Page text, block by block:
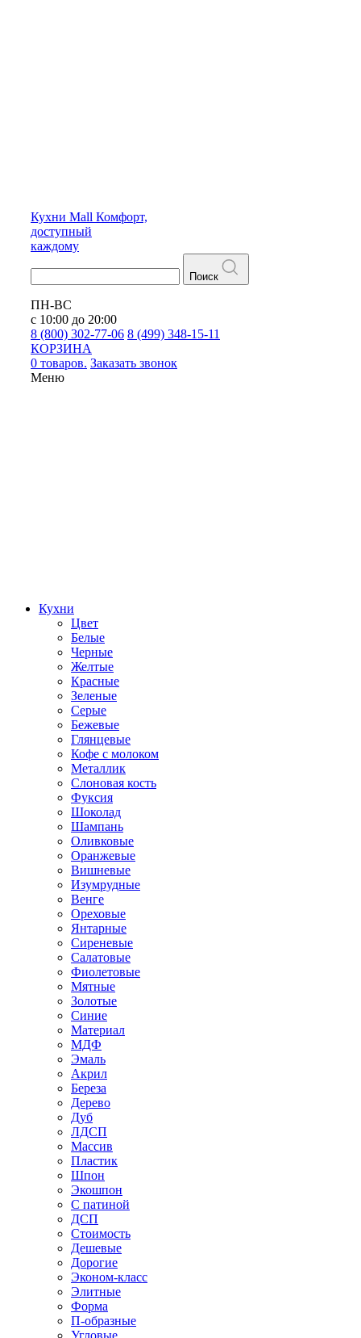
Кухни Mall Комфорт,
доступный
каждому
Поиск
ПН-ВС
с 10:00 до 20:00
8 (800) 302-77-06 8 (499) 348-15-11
КОРЗИНА
0 товаров. Заказать звонок
Меню
Кухни
Цвет
Белые
Черные
Желтые
Красные
Зеленые
Серые
Бежевые
Глянцевые
Кофе с молоком
Металлик
Слоновая кость
Фуксия
Шоколад
Шампань
Оливковые
Оранжевые
Вишневые
Изумрудные
Венге
Ореховые
Янтарные
Сиреневые
Салатовые
Фиолетовые
Мятные
Золотые
Синие
Материал
МДФ
Эмаль
Акрил
Береза
Дерево
Дуб
ЛДСП
Массив
Пластик
Шпон
Экошпон
С патиной
ДСП
Стоимость
Дешевые
Дорогие
Эконом-класс
Элитные
Форма
П-образные
Угловые